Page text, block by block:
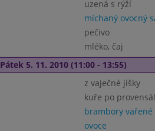
uzená s rýží
míchaný ovocný
pečivo
mléko, čaj
Pátek 5. 11. 2010 (11:00 - 13:55)
z vaječné jíšky
kuře po
brambory vařené
ovoce